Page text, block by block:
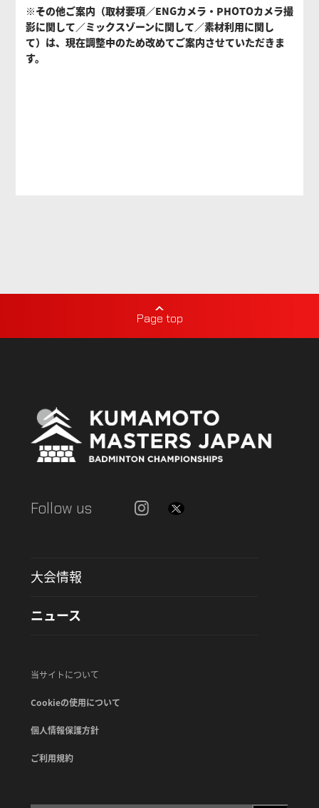
※その他ご案内（取材要項／ENGカメラ・PHOTOカメラ撮
影に関して／ミックスゾーンに関して／素材利⽤に関し
て）は、現在調整中のため改めてご案内させていただきま
す。
Page top
Follow us
大会情報
ニュース
当サイトについて
Cookieの使用について
個人情報保護方針
ご利用規約